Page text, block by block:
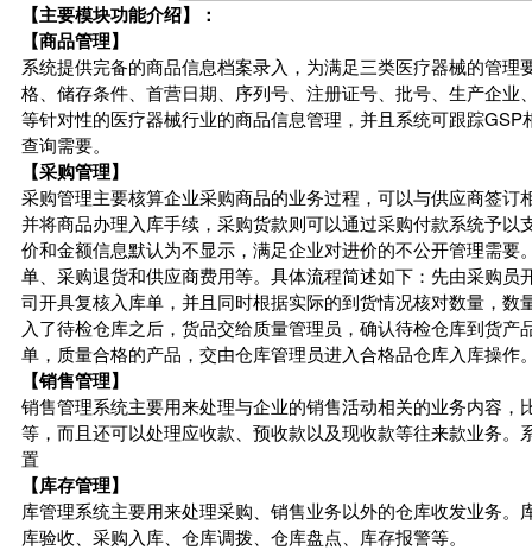
【主要模块功能介绍】：
【商品管理】
系统提供完备的商品信息档案录入，为满足三类医疗器械的管
格、储存条件、首营日期、序列号、注册证号、批号、生产企
等针对性的医疗器械行业的商品信息管理，并且系统可跟踪
查询需要。
【采购管理】
采购管理主要核算企业采购商品的业务过程，可以与供应商签
并将商品办理入库手续，采购货款则可以通过采购付款系统予以
价和金额信息默认为不显示，满足企业对进价的不公开管理需
单、采购退货和供应商费用等。具体流程简述如下：先由采购
司开具复核入库单，并且同时根据实际的到货情况核对数量，
入了待检仓库之后，货品交给质量管理员，确认待检仓库到货
单，质量合格的产品，交由仓库管理员进入合格品仓库入库操
【销售管理】
销售管理系统主要用来处理与企业的销售活动相关的业务内容
等，而且还可以处理应收款、预收款以及现收款等往来款业务
置
【库存管理】
库管理系统主要用来处理采购、销售业务以外的仓库收发业务
库验收、采购入库、仓库调拨、仓库盘点、库存报警等。